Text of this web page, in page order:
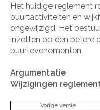
Het huidige reglement
buurtactiviteiten en
ongewijzigd. Het
inzetten op een betere
buurtevenementen.
Argumentatie
Wijzigingen
Vorige versie